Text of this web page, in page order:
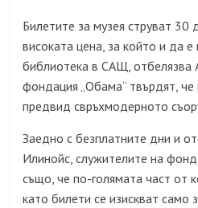
Билетите за музея струват 30
високата цена, за който и да
библиотека в САЩ, отбелязва
фондация „Обама“ твърдят,
предвид свръхмодерното
Заедно с безплатните дни и
Илинойс, служителите на
също, че по-голямата част от
като билети се изискват само